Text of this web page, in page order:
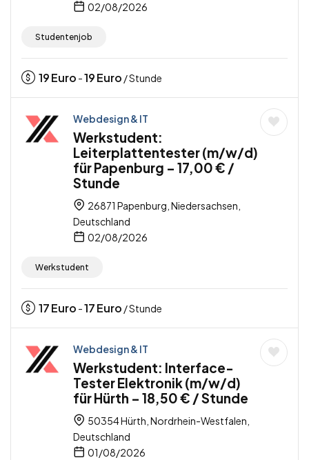
02/08/2026
Studentenjob
19Euro -19Euro / Stunde
Webdesign & IT
Werkstudent:
Leiterplattentester (m/w/d)
für Papenburg – 17,00 € /
Stunde
26871 Papenburg, Niedersachsen,
Deutschland
02/08/2026
Werkstudent
17Euro -17Euro / Stunde
Webdesign & IT
Werkstudent: Interface-
Tester Elektronik (m/w/d)
für Hürth – 18,50 € / Stunde
50354 Hürth, Nordrhein-Westfalen,
Deutschland
01/08/2026